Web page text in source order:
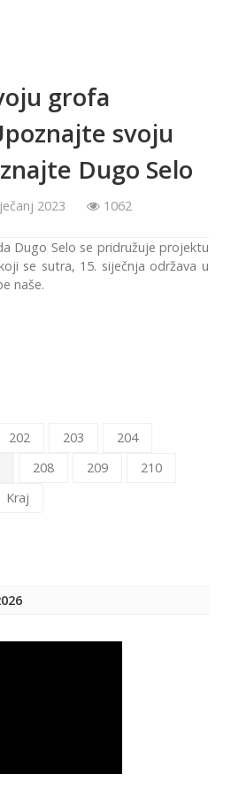
grofa
svoju
Dugo Selo
2023 1062
Dugo Selo se pridružuje projektu
se sutra, 15. siječnja održava u
naše.
202 203
204
208 209
210
Kraj